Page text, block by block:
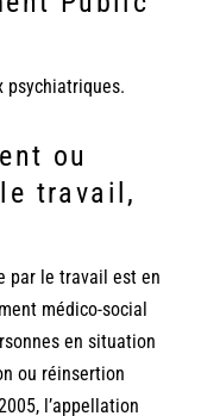
psychiatriques.
ou
travail,
par le travail est en
médico-social
en situation
ou réinsertion
l’appellation